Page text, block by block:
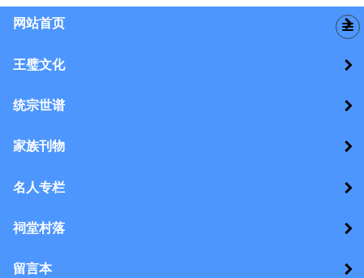
网站首页
王璧文化
统宗世谱
家族刊物
名人专栏
祠堂村落
留言本